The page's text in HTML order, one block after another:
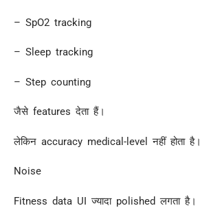
– SpO2 tracking
– Sleep tracking
– Step counting
जैसे features देता हैं।
लेकिन accuracy medical-level नहीं होता है।
Noise
Fitness data UI ज्यादा polished लगता है।